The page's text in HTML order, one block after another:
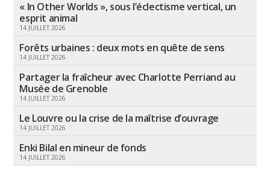
« In Other Worlds », sous l’éclectisme vertical, un
esprit animal
14 JUILLET 2026
Forêts urbaines : deux mots en quête de sens
14 JUILLET 2026
Partager la fraîcheur avec Charlotte Perriand au
Musée de Grenoble
14 JUILLET 2026
Le Louvre ou la crise de la maîtrise d’ouvrage
14 JUILLET 2026
Enki Bilal en mineur de fonds
14 JUILLET 2026